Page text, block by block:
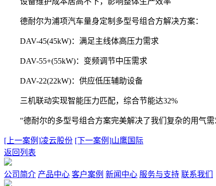
德耐尔为浦项汽车量身定制多型号组合方解决方案：
DAV-45(45kW)：满足主线体高压力需求
DAV-55+(55kW)：变频调节中压需求
DAV-22(22kW)：供应低压辅助设备
三机联动实现智能压力匹配，综合节能达32%
"德耐尔的多型号组合方案完美解决了我们复杂的用气需
[上一案例]凌云股份 [下一案例]山鹰国际
返回列表
公司简介 产品中心 客户案例 新闻中心 服务与支持 联系我们